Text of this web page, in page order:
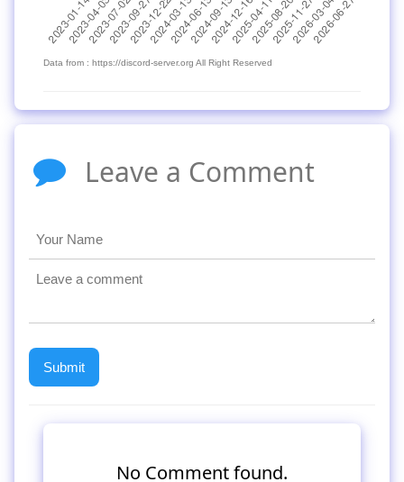
Data from : https://discord-server.org All Right Reserved
Leave a Comment
No Comment found.